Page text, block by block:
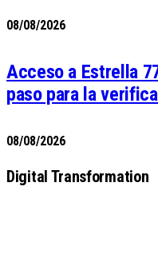
08/08/2026
Acceso a Estrella
paso para la
08/08/2026
Digital Transformation